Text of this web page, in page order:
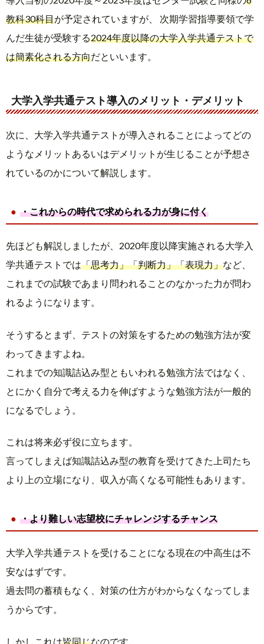
教科30科目が予定されていますが、 次期学習指導要領で学
んだ生徒が受験する2024年度以降の大学入学共通テストで
は簡素化される方向だといいます。
大学入学共通テスト導入のメリット・デメリット
次に、大学入学共通テストが導入されることによってどの
ようなメリットあるいはデメリットが生じることが予想さ
れているのかについて解説します。
・これからの時代で求められる力が身に付く
先ほども解説しましたが、2020年度以降実施される大学入
学共通テストでは「思考力」「判断力」「表現力」など、
これまでの試験であまり問われることのなかった力が問わ
れるようになります。
そうするとまず、テストの対策をするための勉強方法が変
わってきますよね。
これまでの知識詰込み型ともいわれる勉強方法ではなく、
とにかく自分で考える力を伸ばすような勉強方法が一般的
になるでしょう。
これは将来必ず役に立ちます。
言ってしまえば知識詰込み型の教育を受けてきた上司たち
より上の立場になり、収入が高くなる可能性もあります。
・より難しい志望校にチャレンジするチャンス
大学入学共通テストを受けることになる現在の中高生は不
安なはずです。
過去問の蓄積もなく、対策の仕方がわからなくなってしま
うからです。
しかしこれは皆同じなのです。